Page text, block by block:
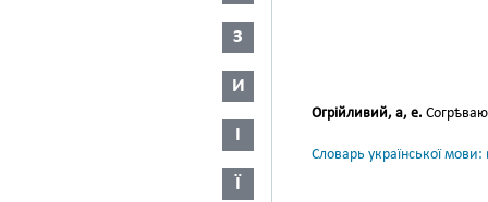
З
И
І
Ї
Огрійливий, а, е.
Словарь української